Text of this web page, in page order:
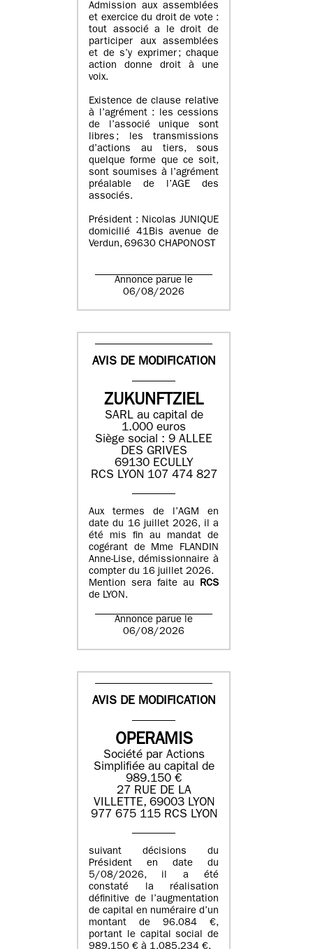
Admission aux assemblées
et exercice du droit de vote :
tout associé a le droit de
participer aux assemblées
et de s’y exprimer ; chaque
action donne droit à une
voix.
Existence de clause relative
à l’agrément : les cessions
de l’associé unique sont
libres ; les transmissions
d’actions au tiers, sous
quelque forme que ce soit,
sont soumises à l’agrément
préalable de l’AGE des
associés.
Président : Nicolas JUNIQUE
domicilié 41Bis avenue de
Verdun, 69630 CHAPONOST
Annonce parue le
06/08/2026
AVIS DE MODIFICATION
ZUKUNFTZIEL
SARL au capital de
1.000 euros
Siège social : 9 ALLEE
DES GRIVES
69130 ECULLY
RCS LYON 107 474 827
Aux termes de l’AGM en
date du 16 juillet 2026, il a
été mis fin au mandat de
cogérant de Mme FLANDIN
Anne-Lise, démissionnaire à
compter du 16 juillet 2026.
Mention sera faite au RCS
de LYON.
Annonce parue le
06/08/2026
AVIS DE MODIFICATION
OPERAMIS
Société par Actions
Simplifiée au capital de
989.150 €
27 RUE DE LA
VILLETTE, 69003 LYON
977 675 115 RCS LYON
suivant décisions du
Président en date du
5/08/2026, il a été
constaté la réalisation
définitive de l’augmentation
de capital en numéraire d’un
montant de 96.084 €,
portant le capital social de